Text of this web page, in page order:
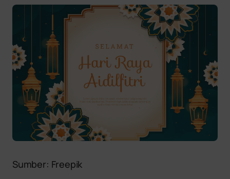
Sumber: Freepik